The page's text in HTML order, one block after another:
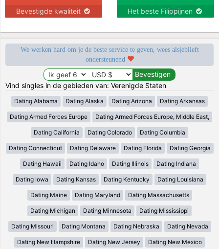
Bevestigde kwaliteit Het beste Filippijnen
We werken hard om je de beste service te geven, wees alsjeblieft
ondersteunend
Vind singles in de gebieden van: Verenigde Staten
Dating Alabama Dating Alaska Dating Arizona Dating Arkansas
Dating Armed Forces Europe Dating Armed Forces Europe, Middle East,
Dating California Dating Colorado Dating Columbia
Dating Connecticut Dating Delaware Dating Florida Dating Georgia
Dating Hawaii Dating Idaho Dating Illinois Dating Indiana
Dating Iowa Dating Kansas Dating Kentucky Dating Louisiana
Dating Maine Dating Maryland Dating Massachusetts
Dating Michigan Dating Minnesota Dating Mississippi
Dating Missouri Dating Montana Dating Nebraska Dating Nevada
Dating New Hampshire Dating New Jersey Dating New Mexico